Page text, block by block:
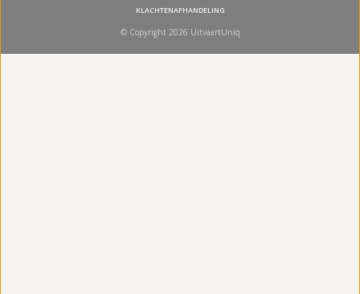
KLACHTENAFHANDELING
© Copyright 2026 UitvaartUniq